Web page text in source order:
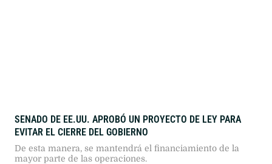
SENADO DE EE.UU. APROBÓ UN PROYECTO DE LEY PARA
EVITAR EL CIERRE DEL GOBIERNO
De esta manera, se mantendrá el financiamiento de la
mayor parte de las operaciones.